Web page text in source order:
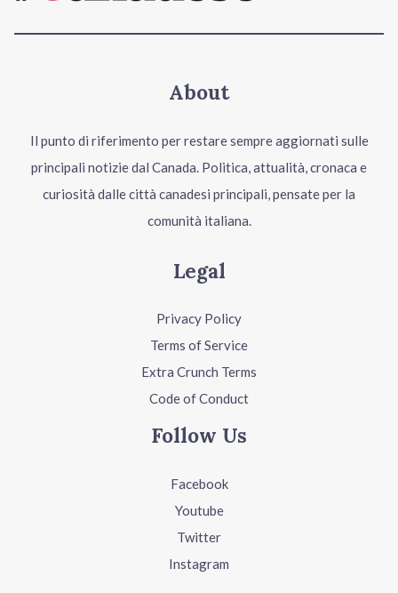
About
Il punto di riferimento per restare sempre aggiornati sulle
principali notizie dal Canada. Politica, attualità, cronaca e
curiosità dalle città canadesi principali, pensate per la
comunità italiana.
Legal
Privacy Policy
Terms of Service
Extra Crunch Terms
Code of Conduct
Follow Us
Facebook
Youtube
Twitter
Instagram